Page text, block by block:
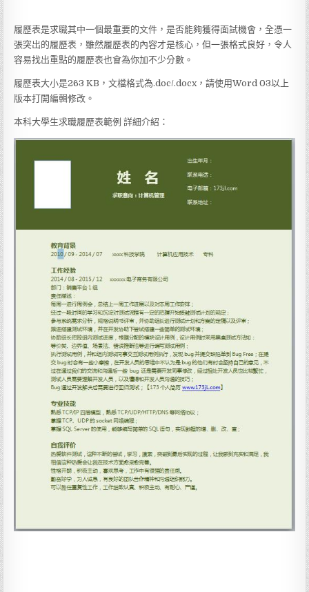
履歷表是求職其中一個最重要的文件，是否能夠獲得面試機會，全憑一
張突出的履歷表，雖然履歷表的內容才是核心，但一張格式良好，令人
容易找出重點的履歷表也會為你加不少分數。
履歷表大小是263 KB，文檔格式為.doc/.docx，請使用Word 03以上
版本打開編輯修改。
本科大學生求職履歷表範例 詳細介紹：